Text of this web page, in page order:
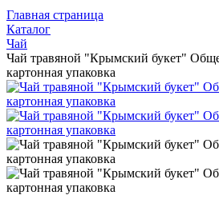
Главная страница
Каталог
Чай
Чай травяной "Крымский букет"
картонная упаковка